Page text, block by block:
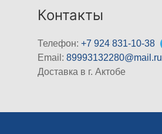
Контакты
Телефон:+7 924 831-10-38
Email:89993132280@mail.ru
Доставка в г. Актобе